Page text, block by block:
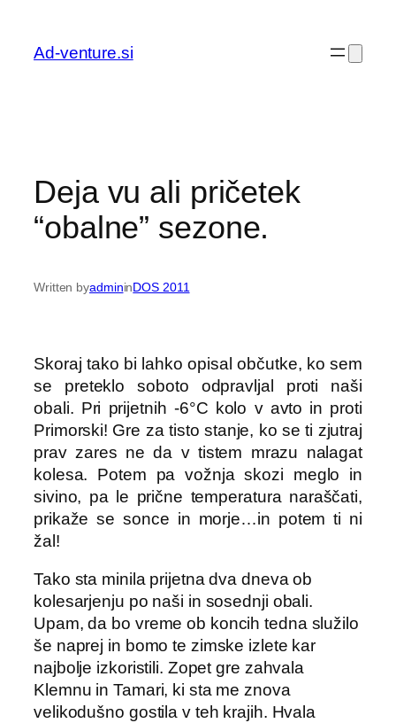
vsebino
Ad-venture.si
Deja vu ali pričetek
“obalne” sezone.
Written byadmininDOS 2011
Skoraj tako bi lahko opisal občutke, ko sem
se preteklo soboto odpravljal proti naši
obali. Pri prijetnih -6°C kolo v avto in proti
Primorski! Gre za tisto stanje, ko se ti zjutraj
prav zares ne da v tistem mrazu nalagat
kolesa. Potem pa vožnja skozi meglo in
sivino, pa le prične temperatura naraščati,
prikaže se sonce in morje…in potem ti ni
žal!
Tako sta minila prijetna dva dneva ob
kolesarjenju po naši in sosednji obali.
Upam, da bo vreme ob koncih tedna služilo
še naprej in bomo te zimske izlete kar
najbolje izkoristili. Zopet gre zahvala
Klemnu in Tamari, ki sta me znova
velikodušno gostila v teh krajih. Hvala